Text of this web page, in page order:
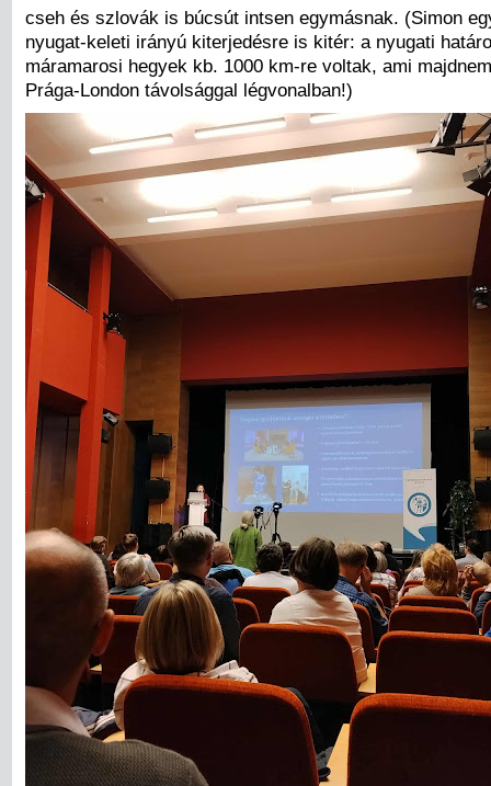
cseh és szlovák is búcsút intsen egymásnak. (Simon
nyugat-keleti irányú kiterjedésre is kitér: a nyugati
máramarosi hegyek kb. 1000 km-re voltak, ami
Prága-London távolsággal légvonalban!)